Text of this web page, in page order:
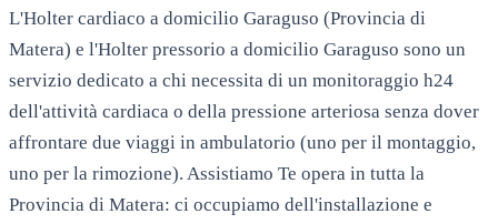
L'Holter cardiaco a domicilio Garaguso (Provincia di
Matera) e l'Holter pressorio a domicilio Garaguso sono un
servizio dedicato a chi necessita di un monitoraggio h24
dell'attività cardiaca o della pressione arteriosa senza dover
affrontare due viaggi in ambulatorio (uno per il montaggio,
uno per la rimozione). Assistiamo Te opera in tutta la
Provincia di Matera: ci occupiamo dell'installazione e